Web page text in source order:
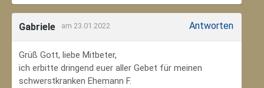
Gabriele am 23.01.2022 Antworten
Grüß Gott, liebe Mitbeter,
ich erbitte dringend euer aller Gebet für meinen
schwerstkranken Ehemann F.